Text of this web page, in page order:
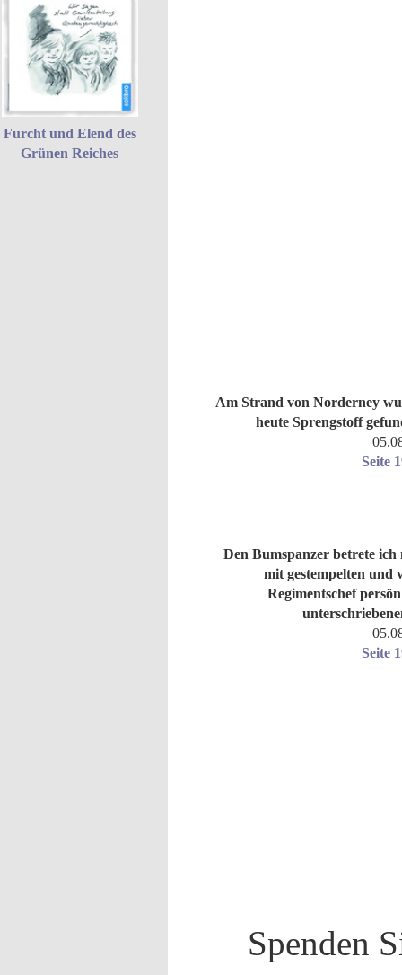
Furcht und Elend des
Grünen Reiches
Am Strand von Norderney
heute Sprengstoff
Seite
Den Bumspanzer betrete ich
mit gestempelten und
Regimentschef
Seite
Spenden